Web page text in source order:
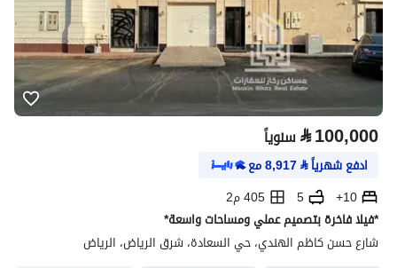
⃁100,000 سنوياً
ادفع شهرياً⃁
8,917مع
10+
5
405 م2
*فيلا فاخرة بتصميم عملي ومساحات واسعة*
شارع حسن كاظم الهندي، حي السعادة، شرق الرياض، الرياض